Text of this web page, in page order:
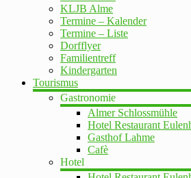
KLJB Alme
Termine – Kalender
Termine – Liste
Dorfflyer
Familientreff
Kindergarten
Tourismus
Gastronomie
Almer Schlossmühle
Hotel Restaurant
Gasthof Lahme
Cafè
Hotel